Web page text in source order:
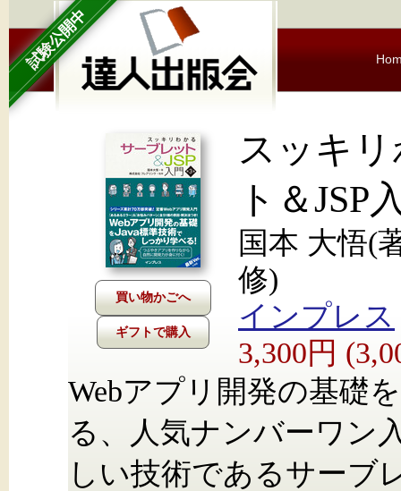
試験公開中
ギフトで購入
スッキ
ト＆JSP
国本 大悟(
修)
インプレス
3,300円
Webアプリ開発の基礎
る、人気ナンバーワン
しい技術であるサーブ